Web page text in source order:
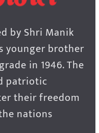
by Shri Manik
younger brother
in 1946. The
patriotic
their freedom
nations